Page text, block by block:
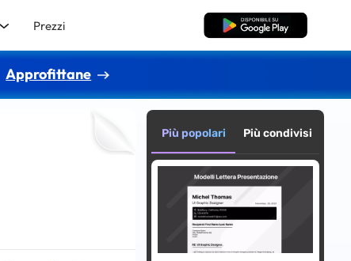
Prezzi Download Gratis
Approfittane
Più popolari Più condivisi